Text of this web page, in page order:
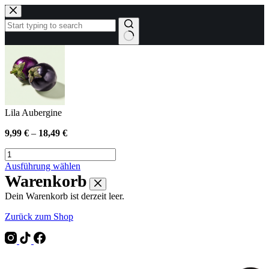
Zum
Inhalt
springen
Ergebnisse
Lila Aubergine
9,99 € – 18,49 €
Lila
Aubergine
Menge
Ausführung wählen
Produkt
weist
mehrere
Warenkorb
Dein Warenkorb ist derzeit leer.
Zurück zum Shop